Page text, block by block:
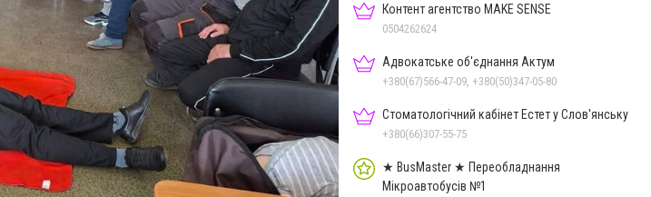
Контент агентство MAKE SENSE
0504262624
Адвокатське об'єднання Актум
+380(67)566-47-09, +380(50)347-05-80
Стоматологічний кабінет Естет у Слов'янську
+380(66)307-55-75
★ BusMaster ★ Переобладнання
Мікроавтобусів №1